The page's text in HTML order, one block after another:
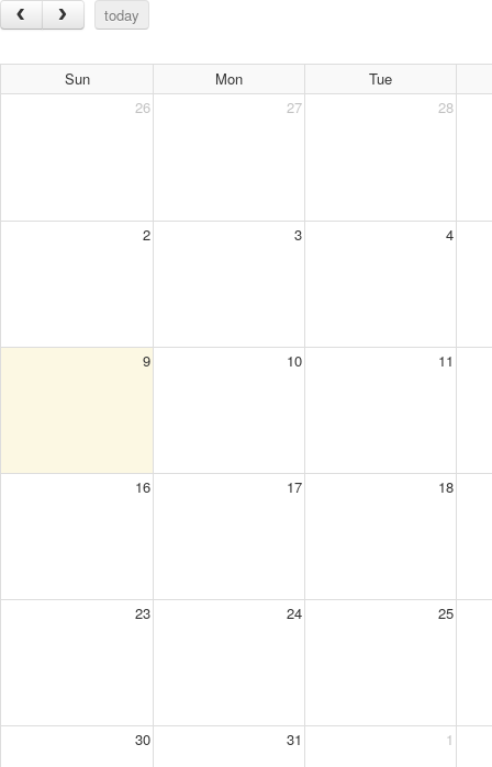
today
Sun Mon
Tue
26
27 28
2 3 4
9 10 11
16 17 18
23 24 25
30 31 1